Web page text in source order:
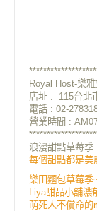
Royal Host-樂
店址 : 115台北
電話 : 02-
營業時間 :
浪漫甜點草莓季
每個甜點都是美
樂田麵包草莓季
Liya甜品小舖濃
萌死人不償命的